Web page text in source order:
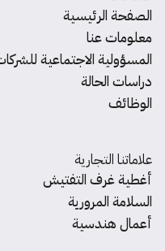
الصفحة الرئيسية
معلومات عنا
المسؤولية الاجتماعية للشركات
دراسات الحالة
الوظائف
علاماتنا التجارية
أغطية غرف التفتيش
السلامة المرورية
أعمال هندسية